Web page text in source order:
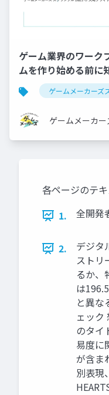
ゲーム業界のワーク
ムを作り始める前に
ゲームメーカーズ
ゲームメーカー
各ページのテ
1.
全開発
2.
デジタ
ストリ
るか、
は
と異
ェック
のタイ
易度に
が含ま
別表現